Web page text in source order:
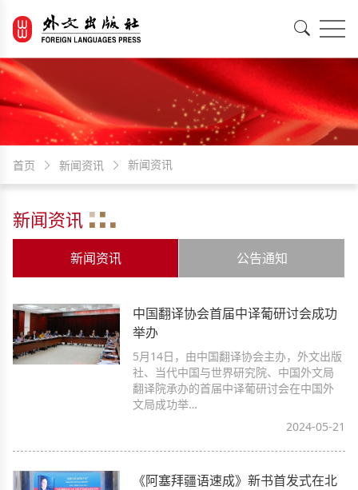
首页 新闻资讯 新闻资讯
新闻资讯
新闻资讯 公告通知
中国翻译协会首届中译葡研讨会成功
举办
5月14日，由中国翻译协会主办，外文出版
社、当代中国与世界研究院、中国外文局
翻译院承办的首届中译葡研讨会在中国外
文局成功举…
2024-05-21
《阿塞拜疆语速成》新书首发式在北